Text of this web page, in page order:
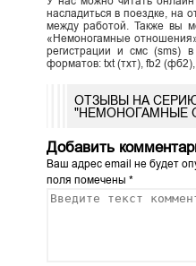
насладиться в поездке, на
между работой. Также вы
«Немоногамные
регистрации и смс (sms)
форматов: txt (тхт), fb2
ОТЗЫВЫ НА
"НЕМОНОГАМНЫЕ
Добавить
Ваш адрес email не будет
поля помечены *